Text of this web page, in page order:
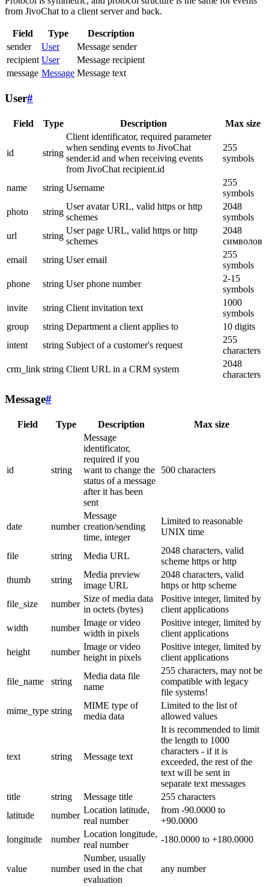
from JivoChat to a client server and back.
Field Type
Description
sender
User
Message sender
recipient User
Message recipient
message Message Message text
User#
Field Type Description Max size
id string
Client identificator, required parameter
when sending events to JivoChat
sender.id and when receiving events
from JivoChat recipient.id
255
symbols
name string Username
255
symbols
photo
string
User avatar URL, valid https or http
schemes
2048
symbols
url
string
User page URL, valid https or http
schemes
2048
символов
email
string User email
255
symbols
phone
string User phone number
2-15
symbols
invite
string Client invitation text
1000
symbols
group
string Department a client applies to
10 digits
intent
string Subject of a customer's request
255
characters
crm_link string Client URL in a CRM system
2048
characters
Message#
Field Type Description Max size
id string
Message
identificator,
required if you
want to change the
status of a message
after it has been
sent
500 characters
date number
Message
creation/sending
time, integer
Limited to reasonable
UNIX time
file string Media URL
2048 characters, valid
scheme https or http
thumb
string
Media preview
image URL
2048 characters, valid
https or http scheme
file_size
number
Size of media data
in octets (bytes)
Positive integer, limited by
client applications
width
number
Image or video
width in pixels
Positive integer, limited by
client applications
height
number
Image or video
height in pixels
Positive integer, limited by
client applications
file_name string
Media data file
name
255 characters, may not be
compatible with legacy
file systems!
mime_type string
MIME type of
media data
Limited to the list of
allowed values
text string Message text
It is recommended to limit
the length to 1000
characters - if it is
exceeded, the rest of the
text will be sent in
separate text messages
title
string Message title
255 characters
latitude
number
Location latitude,
real number
from -90.0000 to
+90.0000
longitude
number
Location longitude,
real number
-180.0000 to +180.0000
value number
Number, usually
used in the chat
evaluation
any number